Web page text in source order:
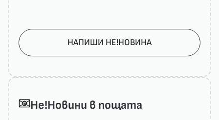
НАПИШИ НЕ!НОВИНА
He!Новини в пощата